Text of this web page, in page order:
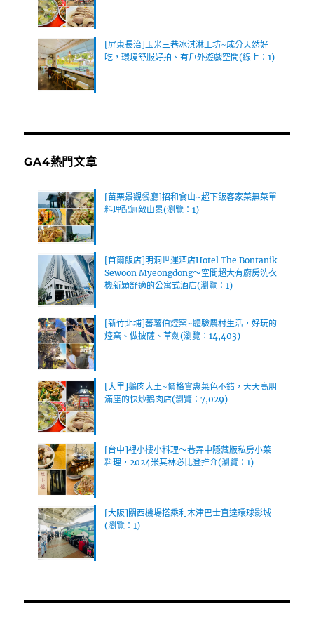
[屏東長治]玉米三巷冰淇淋工坊~成分天然好
吃，環境舒服好拍、有戶外遊戲空間(線上：1)
GA4熱門文章
[苗栗景觀餐廳]招和食山~超下飯客家菜無菜單
料理配無敵山景(瀏覽：1)
[首爾飯店]明洞世運酒店Hotel The Bontanik
Sewoon Myeongdong～空間超大有廚房洗衣
機新穎舒適的公寓式酒店(瀏覽：1)
[新竹北埔]蕃薯伯焢窯~體驗農村生活，好玩的
焢窯、做披薩、草劍(瀏覽：14,403)
[大里]鵝肉大王~價格實惠菜色不錯，天天高朋
滿座的快炒鵝肉店(瀏覽：7,029)
[台中]裡小樓小料理～巷弄中隱藏版私房小菜
料理，2024米其林必比登推介(瀏覽：1)
[大阪]關西機場搭乘利木津巴士直達環球影城
(瀏覽：1)